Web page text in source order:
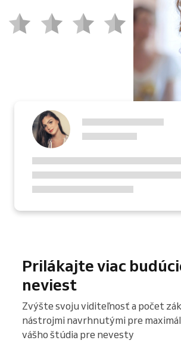
Prilákajte viac
neviest
Zvýšte svoju viditeľnosť a počet
nástrojmi navrhnutými pre
vášho štúdia pre nevesty